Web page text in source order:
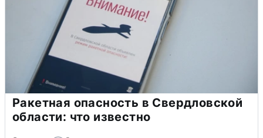
Ракетная опасность в Свердловской
области: что известно